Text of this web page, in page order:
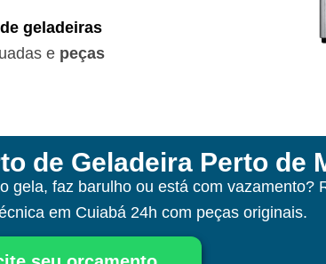
geladeiras
e peças
de Geladeira Perto de
gela, faz barulho ou está com vazamento?
em Cuiabá 24h com peças originais.